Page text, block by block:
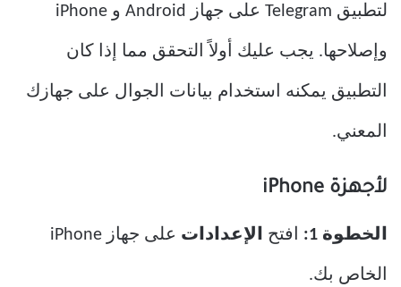
لتطبيق Telegram على جهاز Android و iPhone
وإصلاحها. يجب عليك أولاً التحقق مما إذا كان
التطبيق يمكنه استخدام بيانات الجوال على جهازك
المعني.
لأجهزة iPhone
الخطوة 1: افتح الإعدادات على جهاز iPhone
الخاص بك.